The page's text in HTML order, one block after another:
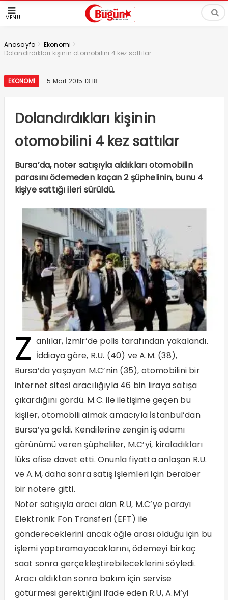
MENÜ
Anasayfa > Ekonomi >
Dolandırdıkları kişinin otomobilini 4 kez sattılar
EKONOMI 5 Mart 2015 13:18
Dolandırdıkları kişinin
otomobilini 4 kez sattılar
Bursa’da, noter satışıyla aldıkları otomobilin
parasını ödemeden kaçan 2 şüphelinin, bunu 4
kişiye sattığı ileri sürüldü.
Z anlılar, İzmir’de polis tarafından yakalandı.
İddiaya göre, R.U. (40) ve A.M. (38),
Bursa’da yaşayan M.C’nin (35), otomobilini bir
internet sitesi aracılığıyla 46 bin liraya satışa
çıkardığını gördü. M.C. ile iletişime geçen bu
kişiler, otomobili almak amacıyla İstanbul’dan
Bursa’ya geldi. Kendilerine zengin iş adamı
görünümü veren şüpheliler, M.C’yi, kiraladıkları
lüks ofise davet etti. Onunla fiyatta anlaşan R.U.
ve A.M, daha sonra satış işlemleri için beraber
bir notere gitti.
Noter satışıyla aracı alan R.U, M.C’ye parayı
Elektronik Fon Transferi (EFT) ile
göndereceklerini ancak öğle arası olduğu için bu
işlemi yaptıramayacaklarını, ödemeyi birkaç
saat sonra gerçekleştirebileceklerini söyledi.
Aracı aldıktan sonra bakım için servise
götürmesi gerektiğini ifade eden R.U, A.M’yi